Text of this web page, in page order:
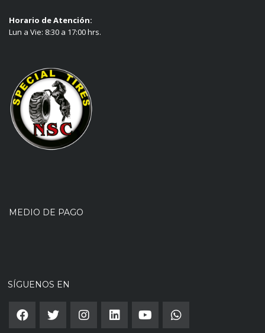
Horario de Atención:
Lun a Vie: 8:30 a 17:00 hrs.
MEDIO DE PAGO
SÍGUENOS EN